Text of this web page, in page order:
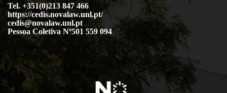
Tel. +351(0)213 847 466
https://cedis.novalaw.unl.pt/
cedis@novalaw.unl.pt
Pessoa Coletiva Nº501 559 094